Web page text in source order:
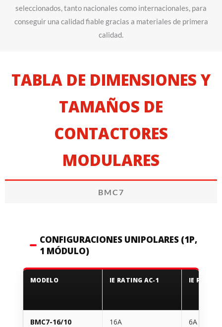
seleccionados, tanto nacionales como internacionales, para
conseguir una calidad fiable gracias a materiales de primera
calidad.
TABLA DE DIMENSIONES Y
TAMAÑOS DE
CONTACTORES
MODULARES
BMC7
CONFIGURACIONES UNIPOLARES (1P,
1 MÓDULO)
MODELO IE RATING AC-1 IE
BMC7-16/10 16A 6A